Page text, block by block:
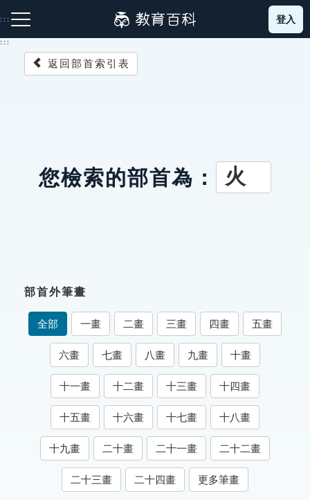
到
主
:::
成語故事
索引選單
知識索引
單字索引
生命大百科索引
遊戲專區
登入
:::
返回部首索引表
您檢索的部首為： 火
部首外筆畫
全部 一畫 二畫 三畫 四畫 五畫
六畫 七畫 八畫 九畫 十畫
十一畫 十二畫 十三畫 十四畫
十五畫 十六畫 十七畫 十八畫
十九畫 二十畫 二十一畫 二十二畫
二十三畫 二十四畫 更多筆畫